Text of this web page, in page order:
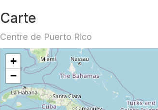
Carte
Centre de Puerto Rico
+
−